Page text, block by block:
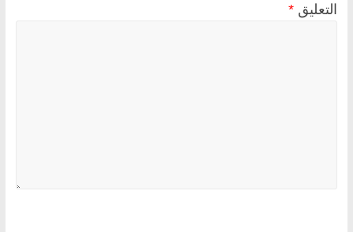
التعليق *